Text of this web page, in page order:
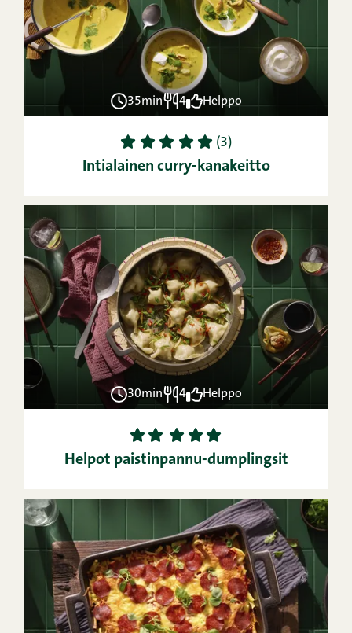
35min 4 Helppo
1 2 3 4 5 (3)
Intialainen curry-kanakeitto
30min 4 Helppo
1 2 3 4
5
Helpot paistinpannu-dumplingsit